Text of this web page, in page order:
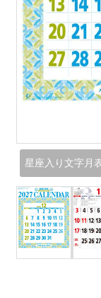
星座入り文字月